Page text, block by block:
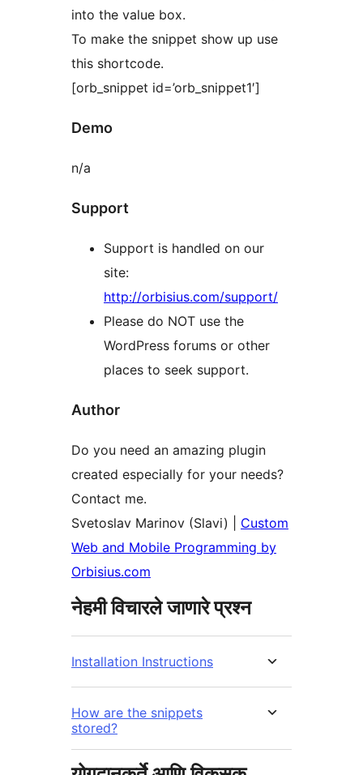
into the value box.
To make the snippet show up use
this shortcode.
[orb_snippet id=’orb_snippet1′]
Demo
n/a
Support
Support is handled on our
site:
http://orbisius.com/support/
Please do NOT use the
WordPress forums or other
places to seek support.
Author
Do you need an amazing plugin
created especially for your needs?
Contact me.
Svetoslav Marinov (Slavi) | Custom
Web and Mobile Programming by
Orbisius.com
नेहमी विचारले जाणारे प्रश्न
Installation Instructions
How are the snippets
stored?